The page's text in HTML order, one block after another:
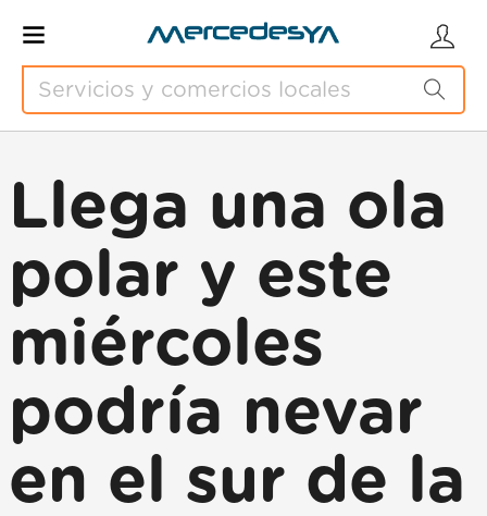
Llega una ola
polar y este
miércoles
podría nevar
en el sur de la